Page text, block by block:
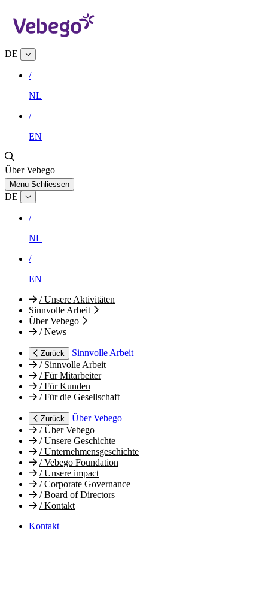
DE
/
NL
/
EN
Über Vebego
Menu Schliessen
DE
/
NL
/
EN
/Unsere Aktivitäten
Sinnvolle Arbeit
Über Vebego
/News
Zurück
Sinnvolle Arbeit
/Sinnvolle Arbeit
/Für Mitarbeiter
/Für Kunden
/Für die Gesellschaft
Zurück
Über Vebego
/Über Vebego
/Unsere Geschichte
/Unternehmensgeschichte
/Vebego Foundation
/Unsere impact
/Corporate Governance
/Board of Directors
/Kontakt
Kontakt